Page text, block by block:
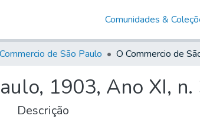
Comunidades &
de São Paulo
1903, Ano XI,
Descrição